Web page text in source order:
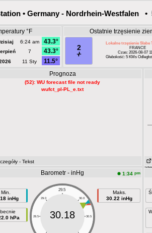
• Germany - Nordrhein-Westfalen
°F
6:24 am
43.3°
7
43.3°
11 Sty 11.5°
Ostatnie trzęsienie
2
Lokalne trzęsienie Slabe
FRANCE
Czas: 2026-08-07
Głebokość: 5 KMs
Prognoza
(52): WU forecast file not ready
wufct_pl-PL_e.txt
- Tekst
Barometr - inHg 1:34 pm
Min.
inHg
hPa
29.5
29.0 30.0
28.5 30.5
30.18
Maks.
30.22 inHg